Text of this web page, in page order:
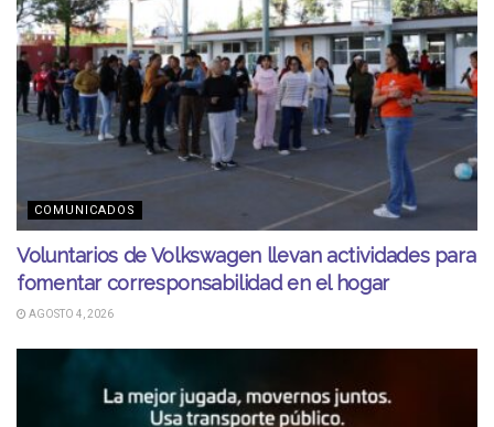
COMUNICADOS
Voluntarios de Volkswagen llevan actividades para
fomentar corresponsabilidad en el hogar
AGOSTO 4, 2026